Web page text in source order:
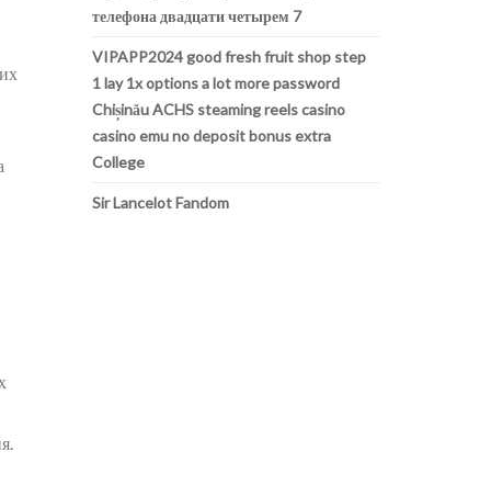
телефона двадцати четырем 7
VIPAPP2024 good fresh fruit shop step
1 lay 1x options a lot more password
Chișinău ACHS steaming reels casino
casino emu no deposit bonus extra
College
Sir Lancelot Fandom